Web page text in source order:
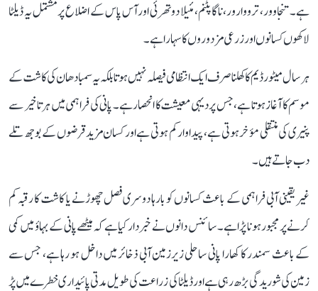
ہے۔ تنجاوور، ترووارور، ناگاپٹنم، مئیلا دوتھرئی اور آس پاس کے اضلاع پر مشتمل یہ ڈیلٹا
لاکھوں کسانوں اور زرعی مزدوروں کا سہارا ہے۔
ہر سال میٹور ڈیم کا کھلنا صرف ایک انتظامی فیصلہ نہیں ہوتا بلکہ یہ سمبا دھان کی کاشت کے
موسم کا آغاز ہوتا ہے، جس پر دیہی معیشت کا انحصار ہے۔ پانی کی فراہمی میں ہر تاخیر سے
پنیری کی منتقلی مؤخر ہوتی ہے، پیداوار کم ہوتی ہے اور کسان مزید قرضوں کے بوجھ تلے
دب جاتے ہیں۔
غیر یقینی آبی فراہمی کے باعث کسانوں کو بارہا دوسری فصل چھوڑنے یا کاشت کا رقبہ کم
کرنے پر مجبور ہونا پڑا ہے۔ سائنس دانوں نے خبردار کیا ہے کہ میٹھے پانی کے بہاؤ میں کمی
کے باعث سمندر کا کھارا پانی ساحلی زیرزمین آبی ذخائر میں داخل ہو رہا ہے، جس سے
زمین کی شوریدگی بڑھ رہی ہے اور ڈیلٹا کی زراعت کی طویل مدتی پائیداری خطرے میں پڑ